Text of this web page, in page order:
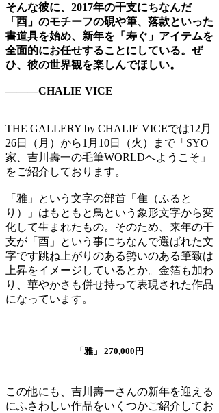
そんな彼に、2017年の干支にちなんだ
「酉」のモチーフの硯や筆、落款といった
書道具を始め、新年を「寿ぐ」アイテムを
全面的にお任せすることにしている。ぜ
ひ、彼の世界観を楽しんでほしい。
―――CHALIE VICE
THE GALLERY by CHALIE VICEでは12月
26日（月）から1月10日（火）まで「SYO
家、吉川壽一の毛筆WORLDへようこそ」
をご紹介しております。
「雅」という文字の部首「隹（ふると
り）」はもともと鳥という象形文字から変
化して生まれたもの。そのため、来年の干
支が「酉」という事にちなんで選ばれた文
字です跳ね上がりのある勢いのある筆致は
上昇をイメージしているとか。金箔も加わ
り、華やかさも併せ持って表現された作品
になっています。
「雅」 270,000円
この他にも、吉川壽一さんの新年を迎える
にふさわしい作品をいくつかご紹介してお